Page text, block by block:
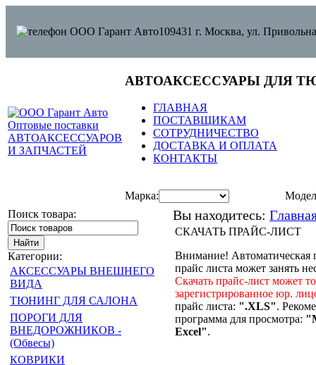
109431 г. Москва, ул.
АВТОАКСЕССУАРЫ ДЛЯ
ГЛАВНАЯ
ПОСТАВЩИКАМ
СОТРУДНИЧЕСТВО
ДОСТАВКА И ОПЛАТА
КОНТАКТЫ
Марка:
Поиск товара:
Категории:
АКСЕССУАРЫ ВНЕШНЕГО
ВИДА
ТЮНИНГ ДЛЯ САЛОНА
ПОРОГИ ДЛЯ
ВНЕДОРОЖНИКОВ -
(Обвесы)
КОВРИКИ
Вы находитесь:
СКАЧАТЬ ПРАЙС-ЛИСТ
Внимание! Автоматическая
прайс листа может занять
Скачать прайс-лист может
зарегистрированное юр.
прайс листа: ".XLS".
программа для просмотра:
Excel".